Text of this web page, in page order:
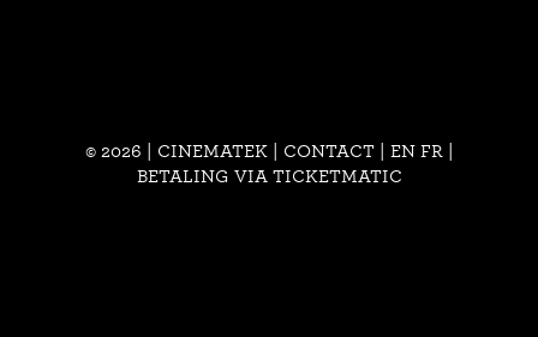
© 2026 | CINEMATEK | CONTACT| EN FR
BETALING VIA TICKETMATIC